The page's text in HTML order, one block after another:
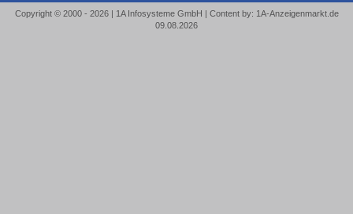
Copyright © 2000 - 2026 | 1A Infosysteme GmbH | Content by: 1A-Anzeigenmarkt.de
09.08.2026